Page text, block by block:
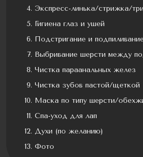
Экспресс-линька/стрижка/
Гигиена глаз и ушей
Подстригание и
Выбривание шерсти между
Чистка параанальных желез
Чистка зубов пастой/щеткой
Маска по типу шерсти/
Спа-уход для лап
Духи (по желанию)
Фото